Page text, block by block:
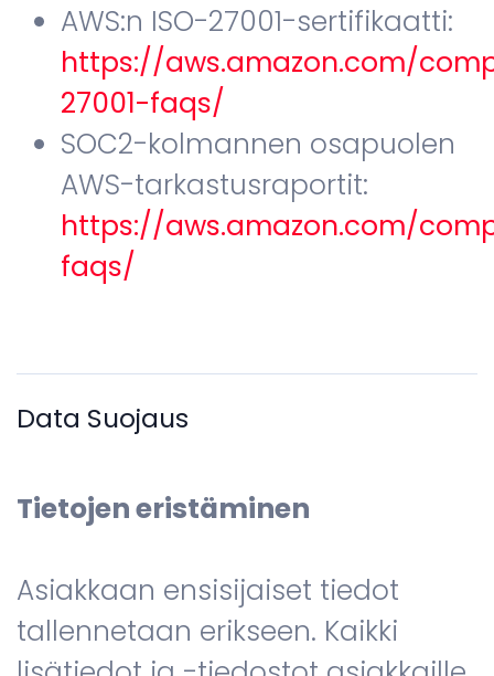
AWS:n ISO-27001-sertifikaatti:
https://aws.amazon.com/
27001-faqs/
SOC2-kolmannen osapuolen
AWS-tarkastusraportit:
https://aws.amazon.com/
faqs/
Data Suojaus
Tietojen eristäminen
Asiakkaan ensisijaiset tiedot
tallennetaan erikseen. Kaikki